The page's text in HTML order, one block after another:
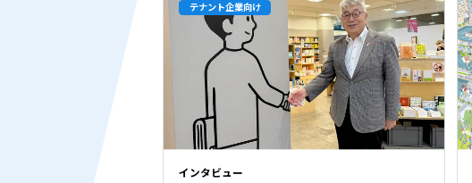
インタビュー
テナント企業向け